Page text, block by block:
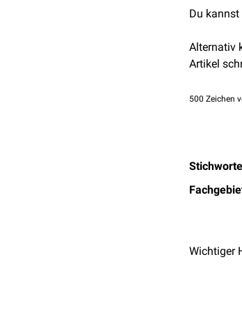
Prüfung
Die
Kapsel
Creme
Paste
Gel
Du
Alternativ
Artikel
500 Zeichen
Wichtiger